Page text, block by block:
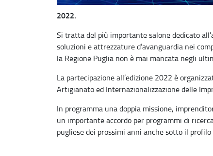
2022.
Si tratta del più importante salone dedicato
soluzioni e attrezzature d’avanguardia nei
la Regione Puglia non è mai mancata negli
La partecipazione all’edizione 2022 è
Artigianato ed Internazionalizzazione delle
In programma una doppia missione,
un importante accordo per programmi di
pugliese dei prossimi anni anche sotto il